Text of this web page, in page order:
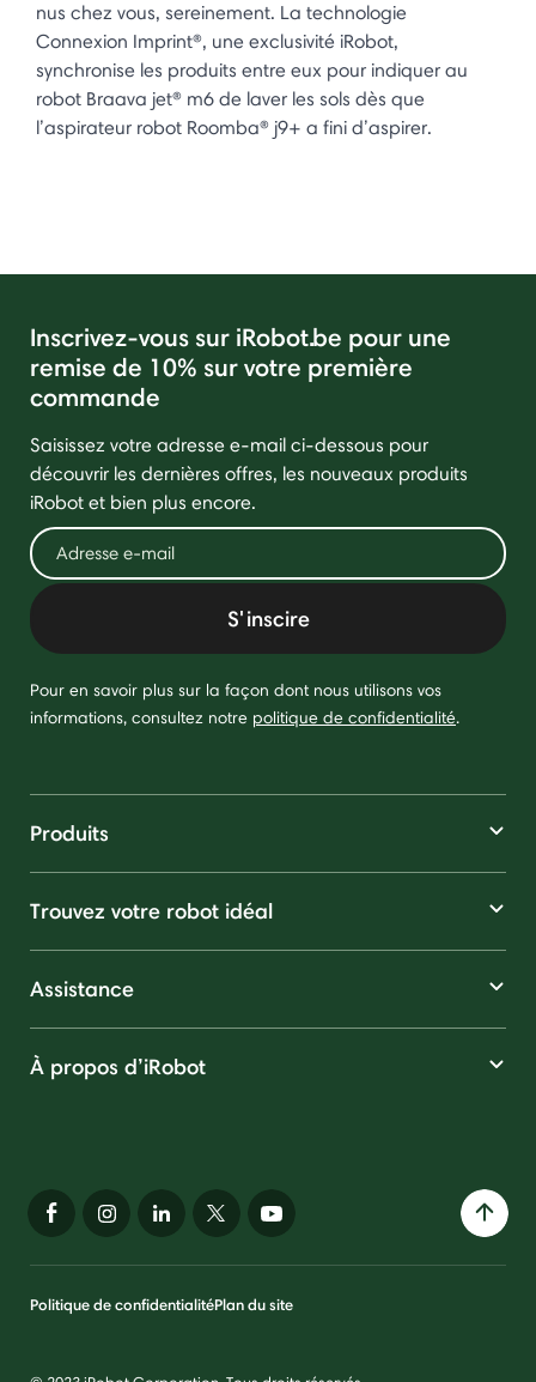
nus chez vous, sereinement. La technologie
Connexion Imprint®, une exclusivité iRobot,
synchronise les produits entre eux pour indiquer au
robot Braava jet® m6 de laver les sols dès que
l’aspirateur robot Roomba® j9+ a fini d’aspirer.
Inscrivez-vous sur iRobot.be pour une
remise de 10% sur votre première
commande
Saisissez votre adresse e-mail ci-dessous pour
découvrir les dernières offres, les nouveaux produits
iRobot et bien plus encore.
S'inscire
Pour en savoir plus sur la façon dont nous utilisons vos
informations, consultez notre politique de confidentialité.
Produits
Trouvez votre robot idéal
Assistance
À propos d’iRobot
Politique de confidentialitéPlan du site